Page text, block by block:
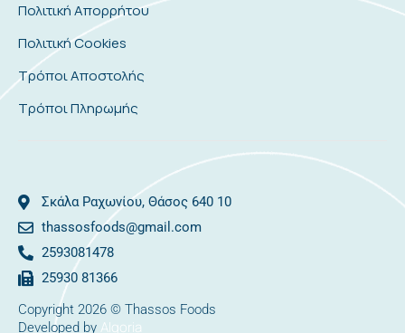
Πολιτική Απορρήτου
Πολιτική Cookies
Τρόποι Αποστολής
Τρόποι Πληρωμής
Σκάλα Ραχωνίου, Θάσος 640 10
thassosfoods@gmail.com
2593081478
25930 81366
Copyright 2026 © Thassos Foods
Developed by Algoria